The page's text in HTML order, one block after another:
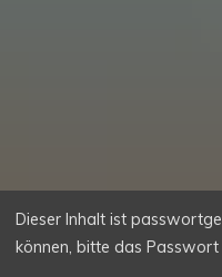
Dieser Inhalt ist
können, bitte das Passwort